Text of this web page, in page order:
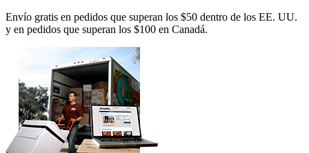
Envío gratis en pedidos que superan los $50 dentro de los EE. UU.
y en pedidos que superan los $100 en Canadá.